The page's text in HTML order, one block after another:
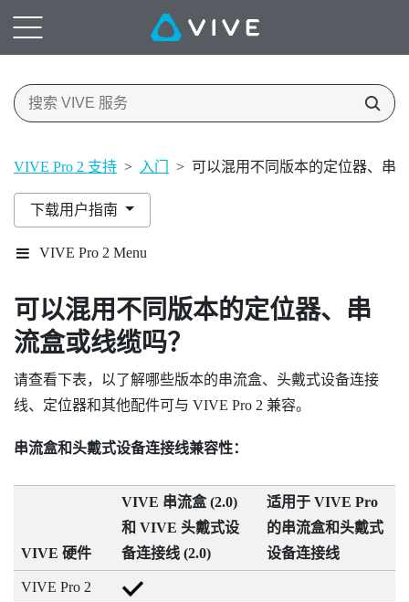
VIVE Pro 2 支持 > 入门 > 可以混用不同版本的定位器、串
下载用户指南
VIVE Pro 2 Menu
可以混用不同版本的定位器、串
流盒或线缆吗？
请查看下表，以了解哪些版本的串流盒、头戴式设备连接
线、定位器和其他配件可与 VIVE Pro 2 兼容。
串流盒和头戴式设备连接线兼容性：
VIVE 硬件
VIVE 串流盒 (2.0)
和 VIVE 头戴式设
备连接线 (2.0)
适用于 VIVE Pro
的串流盒和头戴式
设备连接线
VIVE Pro 2